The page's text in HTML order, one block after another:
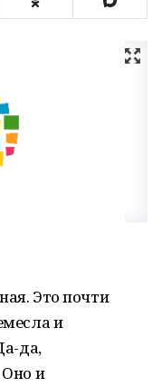
Это почти
и
да,
Оно и